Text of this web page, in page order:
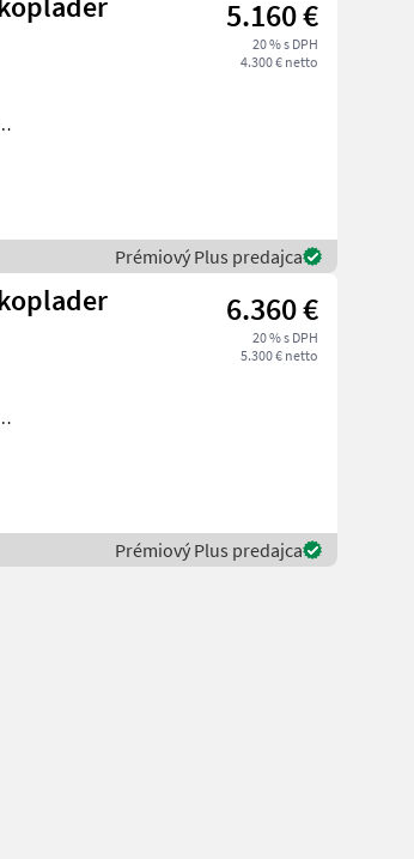
5.160 €
20 % s DPH
4.300 € netto
Prémiový Plus predajca
6.360 €
20 % s DPH
5.300 € netto
Prémiový Plus predajca